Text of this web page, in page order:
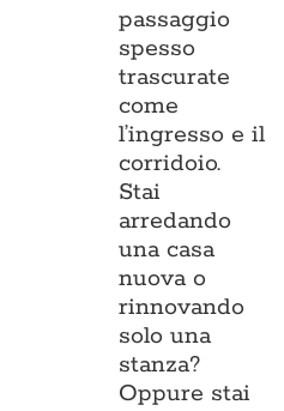
passaggio
spesso
trascurate
come
l’ingresso e il
corridoio.
Stai
arredando
una casa
nuova o
rinnovando
solo una
stanza?
Oppure stai